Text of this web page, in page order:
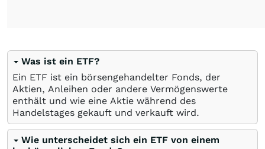
Was ist ein ETF?
Ein ETF ist ein börsengehandelter Fonds, der
Aktien, Anleihen oder andere Vermögenswerte
enthält und wie eine Aktie während des
Handelstages gekauft und verkauft wird.
Wie unterscheidet sich ein ETF von einem